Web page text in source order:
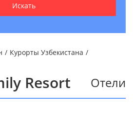
Искать
/ Курорты Узбекистана /
Resort Отели